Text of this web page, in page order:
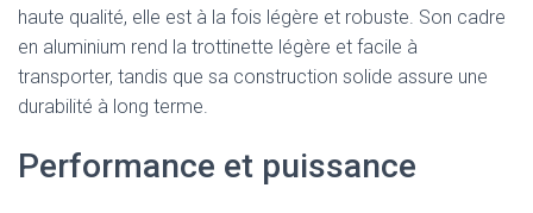
haute qualité, elle est à la fois légère et robuste. Son cadre
en aluminium rend la trottinette légère et facile à
transporter, tandis que sa construction solide assure une
durabilité à long terme.
Performance et puissance